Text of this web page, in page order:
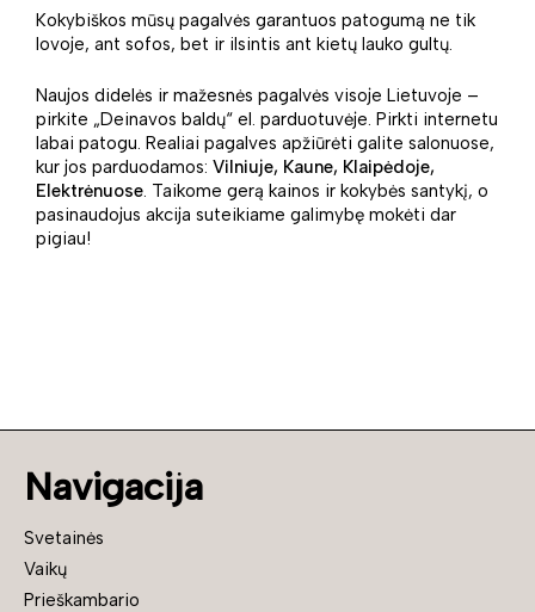
Kokybiškos mūsų pagalvės garantuos patogumą ne tik
lovoje, ant sofos, bet ir ilsintis ant kietų lauko gultų.
Naujos didelės ir mažesnės pagalvės visoje Lietuvoje –
pirkite „Deinavos baldų“ el. parduotuvėje. Pirkti internetu
labai patogu. Realiai pagalves apžiūrėti galite salonuose,
kur jos parduodamos: Vilniuje, Kaune, Klaipėdoje,
Elektrėnuose. Taikome gerą kainos ir kokybės santykį, o
pasinaudojus akcija suteikiame galimybę mokėti dar
pigiau!
Navigacija
Svetainės
Vaikų
Prieškambario